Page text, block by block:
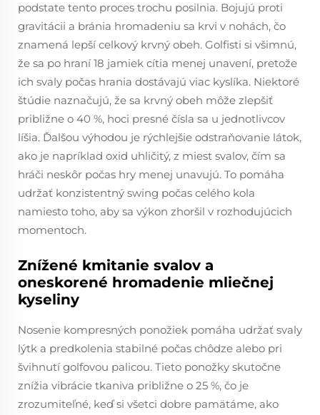
podstate tento proces trochu posilnia. Bojujú proti
gravitácii a bránia hromadeniu sa krvi v nohách, čo
znamená lepší celkový krvný obeh. Golfisti si všimnú,
že sa po hraní 18 jamiek cítia menej unavení, pretože
ich svaly počas hrania dostávajú viac kyslíka. Niektoré
štúdie naznačujú, že sa krvný obeh môže zlepšiť
približne o 40 %, hoci presné čísla sa u jednotlivcov
líšia. Ďalšou výhodou je rýchlejšie odstraňovanie látok,
ako je napríklad oxid uhličitý, z miest svalov, čím sa
hráči neskôr počas hry menej unavujú. To pomáha
udržať konzistentný swing počas celého kola
namiesto toho, aby sa výkon zhoršil v rozhodujúcich
momentoch.
Znížené kmitanie svalov a
oneskorené hromadenie mliečnej
kyseliny
Nosenie kompresných ponožiek pomáha udržať svaly
lýtk a predkolenia stabilné počas chôdze alebo pri
švihnutí golfovou palicou. Tieto ponožky skutočne
znížia vibrácie tkaniva približne o 25 %, čo je
zrozumiteľné, keď si všetci dobre pamätáme, ako